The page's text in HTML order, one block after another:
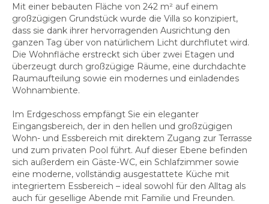
Mit einer bebauten Fläche von 242 m² auf einem
großzügigen Grundstück wurde die Villa so konzipiert,
dass sie dank ihrer hervorragenden Ausrichtung den
ganzen Tag über von natürlichem Licht durchflutet wird.
Die Wohnfläche erstreckt sich über zwei Etagen und
überzeugt durch großzügige Räume, eine durchdachte
Raumaufteilung sowie ein modernes und einladendes
Wohnambiente.
Im Erdgeschoss empfängt Sie ein eleganter
Eingangsbereich, der in den hellen und großzügigen
Wohn- und Essbereich mit direktem Zugang zur Terrasse
und zum privaten Pool führt. Auf dieser Ebene befinden
sich außerdem ein Gäste-WC, ein Schlafzimmer sowie
eine moderne, vollständig ausgestattete Küche mit
integriertem Essbereich – ideal sowohl für den Alltag als
auch für gesellige Abende mit Familie und Freunden.